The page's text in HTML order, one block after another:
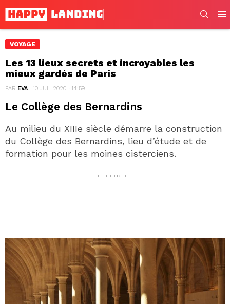
VOYAGE
Les 13 lieux secrets et incroyables les
mieux gardés de Paris
PAR EVA 10 JUIL 2020, · 14:59
Le Collège des Bernardins
Au milieu du XIIIe siècle démarre la construction
du Collège des Bernardins, lieu d’étude et de
formation pour les moines cisterciens.
PUBLICITÉ